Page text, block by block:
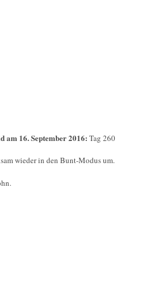
am 16. September 2016: Tag 260
wieder in den Bunt-Modus um.